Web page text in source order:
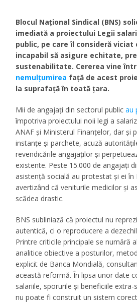
Blocul Național Sindical (BNS)
imediată a proiectului Legii
public, pe care îl consideră viciat
incapabil să asigure echitate,
sustenabilitate. Cererea vine
nemulțumirea față de acest
la suprafață în toată țara.
Mii de angajați din sectorul publicau
împotriva proiectului noii legi a
ANAF și Ministerul Finanțelor, dar și
instanțe și parchete, acuză
revendicările angajaților și
existente. Peste 15.000 de angajați
asistență socială au protestat și ei în
avertizând că veniturile medicilor și
scădea drastic.
BNS subliniază că proiectul nu
autentică, ci o reproducere a
Printre criticile principale se numără
analitice obiective a posturilor,
explicit de Banca Mondială,
această reformă. În lipsa unor date
salariile, sporurile și beneficiile extra-
nu poate fi construit un sistem